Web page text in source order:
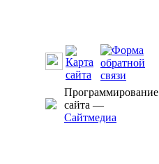
Программирование
сайта —
Сайтмедиа